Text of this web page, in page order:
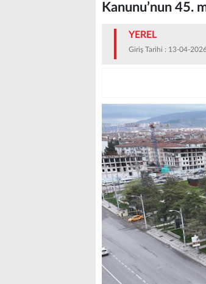
Kanunu’nun 45.
YEREL
Giriş Tarihi : 13-04-